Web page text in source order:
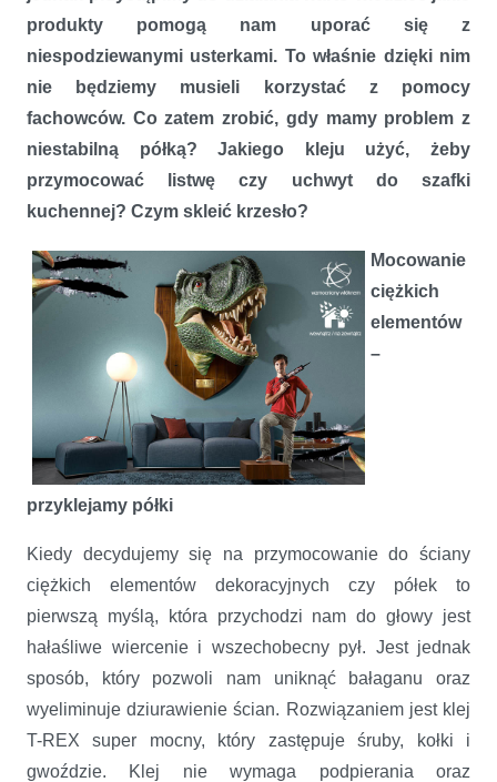
produkty pomogą nam uporać się z
niespodziewanymi usterkami. To właśnie dzięki nim
nie będziemy musieli korzystać z pomocy
fachowców. Co zatem zrobić, gdy mamy problem z
niestabilną półką? Jakiego kleju użyć, żeby
przymocować listwę czy uchwyt do szafki
kuchennej? Czym skleić krzesło?
Mocowanie
ciężkich
elementów
–
przyklejamy półki
Kiedy decydujemy się na przymocowanie do ściany
ciężkich elementów dekoracyjnych czy półek to
pierwszą myślą, która przychodzi nam do głowy jest
hałaśliwe wiercenie i wszechobecny pył. Jest jednak
sposób, który pozwoli nam uniknąć bałaganu oraz
wyeliminuje dziurawienie ścian. Rozwiązaniem jest klej
T-REX super mocny, który zastępuje śruby, kołki i
gwoździe. Klej nie wymaga podpierania oraz